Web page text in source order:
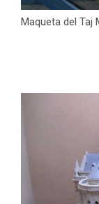
Maqueta del Taj